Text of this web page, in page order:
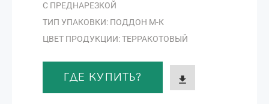
С ПРЕДНАРЕЗКОЙ
ТИП УПАКОВКИ: ПОДДОН М-К
ЦВЕТ ПРОДУКЦИИ: ТЕРРАКОТОВЫЙ
ГДЕ КУПИТЬ?